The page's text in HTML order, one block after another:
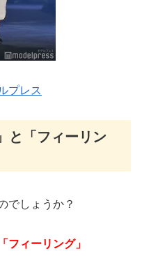
プレス
と「フィーリン
でしょうか？
「フィーリング」